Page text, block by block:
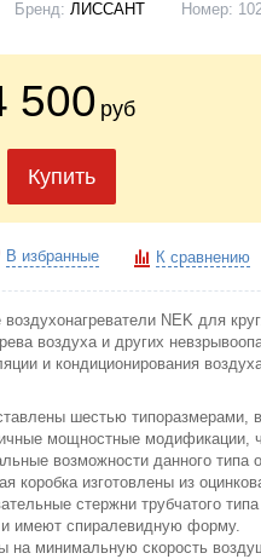
Бренд: ЛИССАНТ Номер:
500 руб
Купить
В избранные К сравнению
NEK для
воздуха и других
и кондиционирования
шестью типоразмерами,
мощностные модификации,
возможности данного типа
коробка изготовлены из
стержни трубчатого
имеют спиралевидную форму.
на минимальную скорость